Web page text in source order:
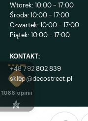
Wtorek: 10:00 - 17:00
Środa: 10:00 - 17:00
Czwartek: 10:00 - 17:00
Piątek: 10:00 - 17:00
KONTAKT:
+48 792 802 839
sklep@decostreet.pl
4.9
1086 opinii